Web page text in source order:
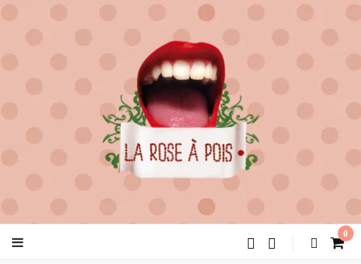
la rose à pois
0